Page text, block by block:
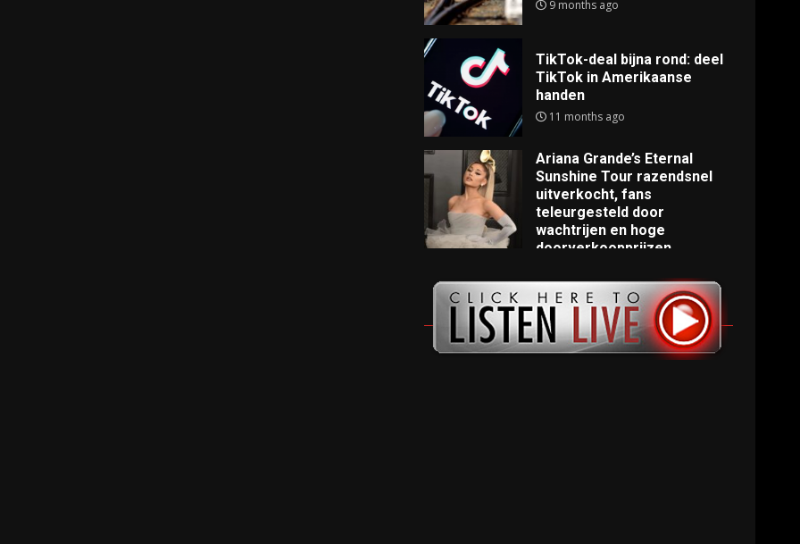
9 months ago
TikTok-deal bijna rond: deel
TikTok in Amerikaanse
handen
11 months ago
Ariana Grande’s Eternal
Sunshine Tour razendsnel
uitverkocht, fans
teleurgesteld door
wachtrijen en hoge
doorverkoopprijzen